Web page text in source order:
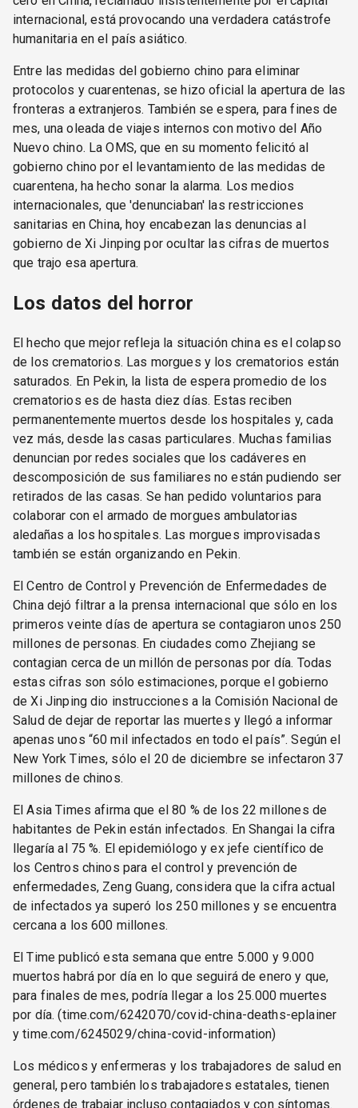
internacional, está provocando una verdadera catástrofe
humanitaria en el país asiático.
Entre las medidas del gobierno chino para eliminar
protocolos y cuarentenas, se hizo oficial la apertura de las
fronteras a extranjeros. También se espera, para fines de
mes, una oleada de viajes internos con motivo del Año
Nuevo chino. La OMS, que en su momento felicitó al
gobierno chino por el levantamiento de las medidas de
cuarentena, ha hecho sonar la alarma. Los medios
internacionales, que 'denunciaban' las restricciones
sanitarias en China, hoy encabezan las denuncias al
gobierno de Xi Jinping por ocultar las cifras de muertos
que trajo esa apertura.
Los datos del horror
El hecho que mejor refleja la situación china es el colapso
de los crematorios. Las morgues y los crematorios están
saturados. En Pekin, la lista de espera promedio de los
crematorios es de hasta diez días. Estas reciben
permanentemente muertos desde los hospitales y, cada
vez más, desde las casas particulares. Muchas familias
denuncian por redes sociales que los cadáveres en
descomposición de sus familiares no están pudiendo ser
retirados de las casas. Se han pedido voluntarios para
colaborar con el armado de morgues ambulatorias
aledañas a los hospitales. Las morgues improvisadas
también se están organizando en Pekin.
El Centro de Control y Prevención de Enfermedades de
China dejó filtrar a la prensa internacional que sólo en los
primeros veinte días de apertura se contagiaron unos 250
millones de personas. En ciudades como Zhejiang se
contagian cerca de un millón de personas por día. Todas
estas cifras son sólo estimaciones, porque el gobierno
de Xi Jinping dio instrucciones a la Comisión Nacional de
Salud de dejar de reportar las muertes y llegó a informar
apenas unos “60 mil infectados en todo el país”. Según el
New York Times, sólo el 20 de diciembre se infectaron 37
millones de chinos.
El Asia Times afirma que el 80 % de los 22 millones de
habitantes de Pekin están infectados. En Shangai la cifra
llegaría al 75 %. El epidemiólogo y ex jefe científico de
los Centros chinos para el control y prevención de
enfermedades, Zeng Guang, considera que la cifra actual
de infectados ya superó los 250 millones y se encuentra
cercana a los 600 millones.
El Time publicó esta semana que entre 5.000 y 9.000
muertos habrá por día en lo que seguirá de enero y que,
para finales de mes, podría llegar a los 25.000 muertes
por día. (time.com/6242070/covid-china-deaths-eplainer
y time.com/6245029/china-covid-information)
Los médicos y enfermeras y los trabajadores de salud en
general, pero también los trabajadores estatales, tienen
órdenes de trabajar incluso contagiados y con síntomas.